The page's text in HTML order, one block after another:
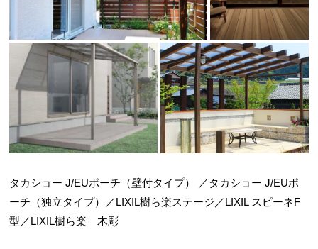
タカショー J/EUポーチ（壁付タイプ） ／タカショー J/EUポ
ーチ（独立タイプ）／LIXIL樹ら楽ステージ／LIXIL スピーネF
型／LIXIL樹ら楽 木彫